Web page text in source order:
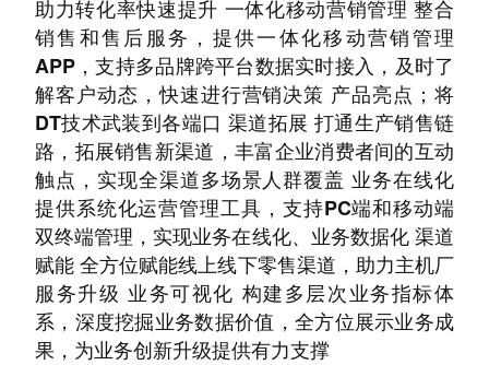
助力转化率快速提升 一体化移动营销管理 整合
销售和售后服务，提供一体化移动营销管理
APP，支持多品牌跨平台数据实时接入，及时了
解客户动态，快速进行营销决策 产品亮点；将
DT技术武装到各端口 渠道拓展 打通生产销售链
路，拓展销售新渠道，丰富企业消费者间的互动
触点，实现全渠道多场景人群覆盖 业务在线化
提供系统化运营管理工具，支持PC端和移动端
双终端管理，实现业务在线化、业务数据化 渠道
赋能 全方位赋能线上线下零售渠道，助力主机厂
服务升级 业务可视化 构建多层次业务指标体
系，深度挖掘业务数据价值，全方位展示业务成
果，为业务创新升级提供有力支撑